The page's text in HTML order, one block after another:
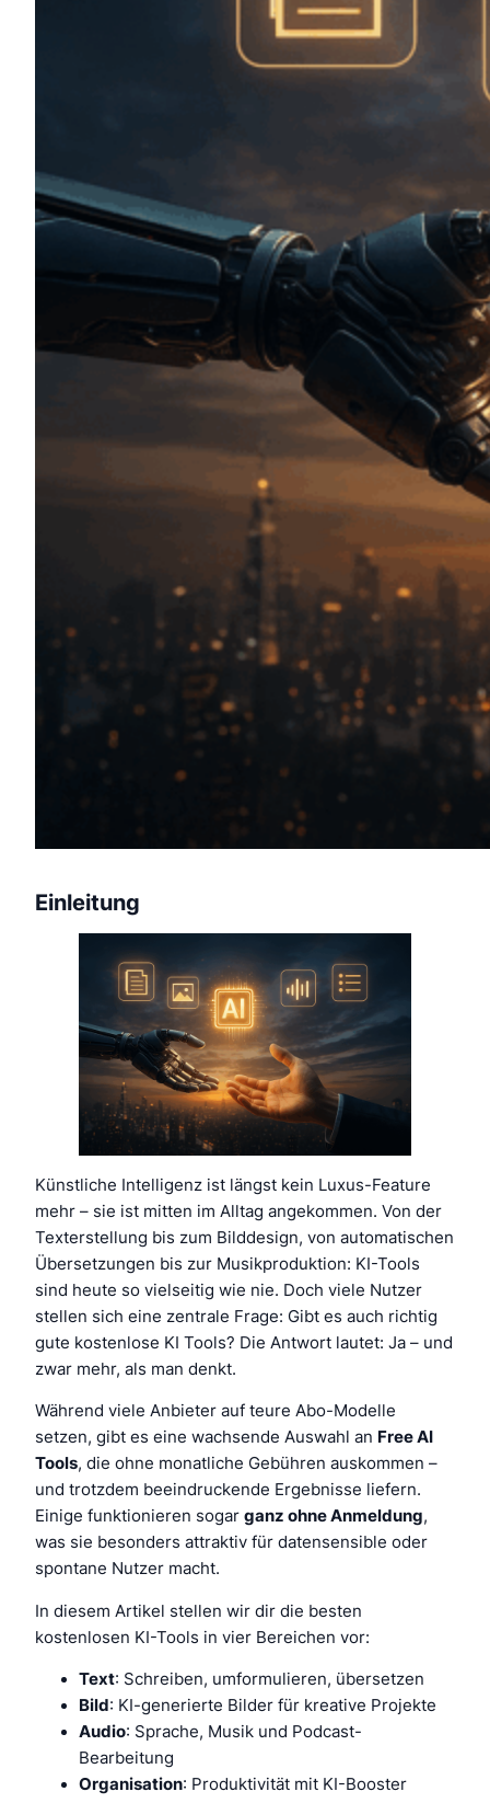
Einleitung
Künstliche Intelligenz ist längst kein Luxus-Feature
mehr – sie ist mitten im Alltag angekommen. Von der
Texterstellung bis zum Bilddesign, von automatischen
Übersetzungen bis zur Musikproduktion: KI-Tools
sind heute so vielseitig wie nie. Doch viele Nutzer
stellen sich eine zentrale Frage: Gibt es auch richtig
gute kostenlose KI Tools? Die Antwort lautet: Ja – und
zwar mehr, als man denkt.
Während viele Anbieter auf teure Abo-Modelle
setzen, gibt es eine wachsende Auswahl an Free AI
Tools, die ohne monatliche Gebühren auskommen –
und trotzdem beeindruckende Ergebnisse liefern.
Einige funktionieren sogar ganz ohne Anmeldung,
was sie besonders attraktiv für datensensible oder
spontane Nutzer macht.
In diesem Artikel stellen wir dir die besten
kostenlosen KI-Tools in vier Bereichen vor:
Text: Schreiben, umformulieren, übersetzen
Bild : KI-generierte Bilder für kreative Projekte
Audio: Sprache, Musik und Podcast-
Bearbeitung
Organisation: Produktivität mit KI-Booster